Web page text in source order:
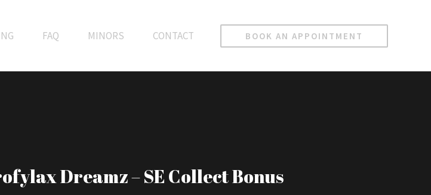
FAQ MINORS CONTACT BOOK AN APPOINTMENT
Dreamz – SE Collect Bonus